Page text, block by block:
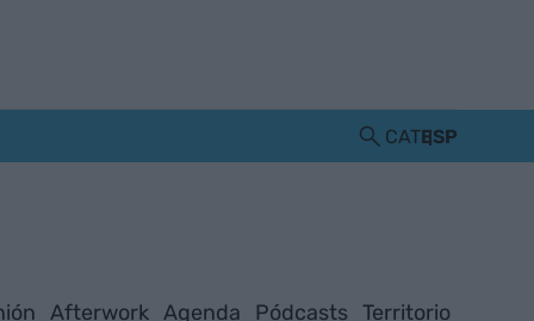
CATESP
Afterwork Agenda Pódcasts Territorio